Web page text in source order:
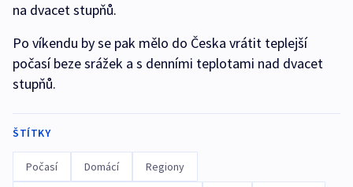
na dvacet stupňů.
Po víkendu by se pak mělo do Česka vrátit teplejší
počasí beze srážek a s denními teplotami nad dvacet
stupňů.
ŠTÍTKY
Počasí Domácí Regiony